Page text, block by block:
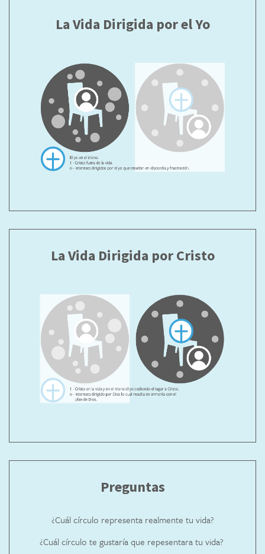
La Vida Dirigida por el Yo
La Vida Dirigida por Cristo
Preguntas
¿Cuál círculo representa realmente tu vida?
¿Cuál círculo te gustaría que repesentara tu vida?